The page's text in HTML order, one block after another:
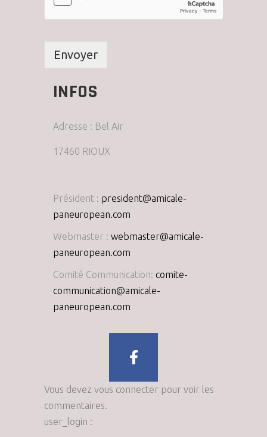
Envoyer
INFOS
Adresse : Bel Air
17460 RIOUX
Président : president@amicale-
paneuropean.com
Webmaster : webmaster@amicale-
paneuropean.com
Comité Communication: comite-
communication@amicale-
paneuropean.com
Vous devez vous connecter pour voir les
commentaires.
user_login :